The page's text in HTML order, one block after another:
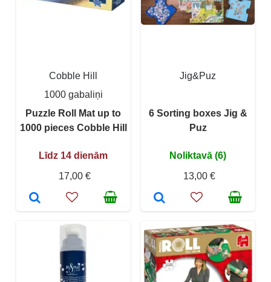
Cobble Hill
1000 gabaliņi
Puzzle Roll Mat up to
1000 pieces Cobble Hill
Līdz 14 dienām
17,00 €
Jig&Puz
6 Sorting boxes Jig &
Puz
Noliktavā (6)
13,00 €